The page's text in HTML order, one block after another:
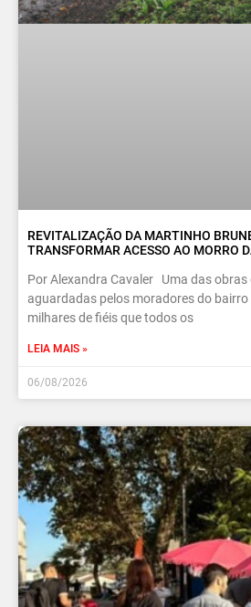
REVITALIZAÇÃO DA MARTINHO
TRANSFORMAR ACESSO AO MORRO
Por Alexandra Cavaler Uma das
aguardadas pelos moradores do bairro
milhares de fiéis que todos os
LEIA MAIS »
06/08/2026